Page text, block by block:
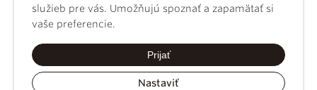
služieb pre vás. Umožňujú spoznať a zapamätať si
vaše preferencie.
Prijať
Nastaviť
práva
Katechizmus